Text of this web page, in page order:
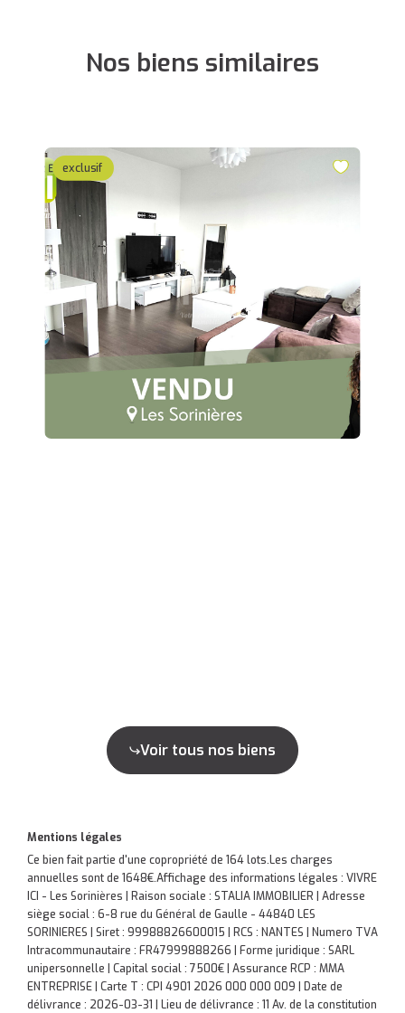
Nos biens similaires
exclusif
Voir tous nos biens
Mentions légales
Ce bien fait partie d'une copropriété de 164 lots.Les charges
annuelles sont de 1648€.Affichage des informations légales : VIVRE
ICI - Les Sorinières | Raison sociale : STALIA IMMOBILIER | Adresse
siège social : 6-8 rue du Général de Gaulle - 44840 LES
SORINIERES | Siret : 99988826600015 | RCS : NANTES | Numero TVA
Intracommunautaire : FR47999888266 | Forme juridique : SARL
unipersonnelle | Capital social : 7500€ | Assurance RCP : MMA
ENTREPRISE | Carte T : CPI 4901 2026 000 000 009 | Date de
délivrance : 2026-03-31 | Lieu de délivrance : 11 Av. de la constitution